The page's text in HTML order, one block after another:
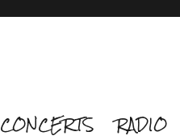
CONCERTS RADIO